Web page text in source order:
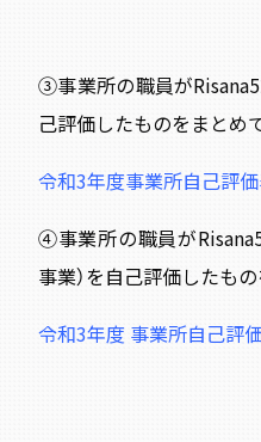
③事業所の職員が
己評価したものをまとめ
令和3年度事業所自己評
④事業所の職員が
事業）を自己評価したも
令和3年度 事業所自己評